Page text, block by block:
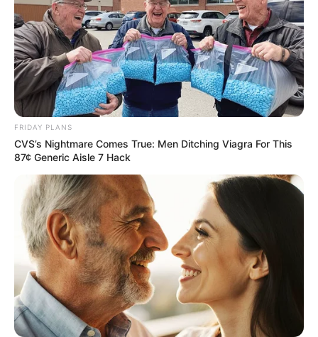
FRIDAY PLANS
CVS’s Nightmare Comes True: Men Ditching Viagra For This
87¢ Generic Aisle 7 Hack